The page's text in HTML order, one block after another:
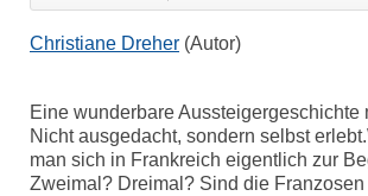
Christiane Dreher (Autor)
Eine wunderbare Aussteigergeschichte
Nicht ausgedacht, sondern selbst
man sich in Frankreich eigentlich zur
Zweimal? Dreimal? Sind die